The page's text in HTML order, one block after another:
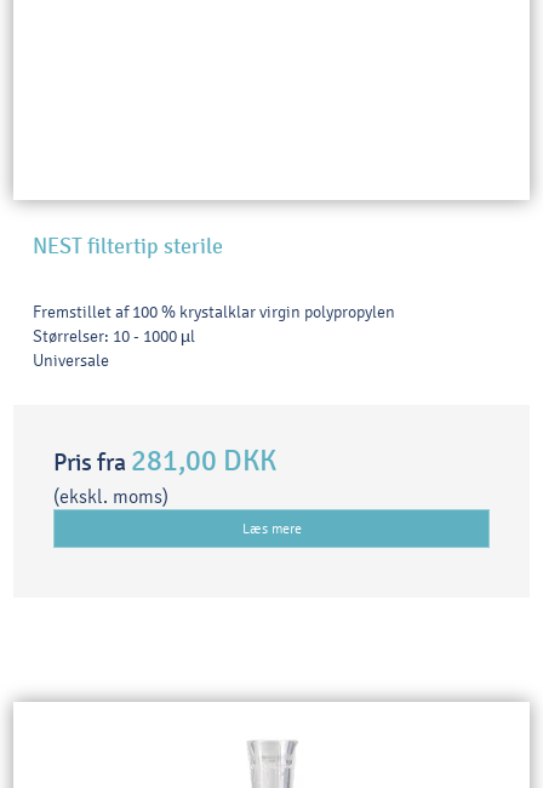
NEST filtertip sterile
Fremstillet af 100 % krystalklar virgin polypropylen
Størrelser: 10 - 1000 µl
Universale
Pris fra 281,00 DKK
(ekskl. moms)
Læs mere